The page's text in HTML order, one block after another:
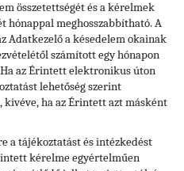
összetettségét és a kérelmek
hónappal meghosszabbítható. A
Adatkezelő a késedelem okainak
számított egy hónapon
az Érintett elektronikus úton
lehetőség szerint
ha az Érintett azt másként
a tájékoztatást és intézkedést
kérelme egyértelműen